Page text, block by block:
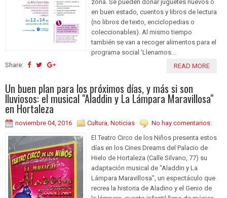
zona. Se pueden donar juguetes nuevos o
en buen estado, cuentos y libros de lectura
(no libros de texto, enciclopedias o
coleccionables). Al mismo tiempo
también se van a recoger alimentos para el
programa social ‘Llenamos...
Share:
READ MORE
Un buen plan para los próximos días, y más si son
lluviosos: el musical "Aladdin y La Lámpara Maravillosa"
en Hortaleza
noviembre 04, 2016 Cultura Noticias
No hay comentarios:
El Teatro Circo de los Niños presenta estos
días en los Cines Dreams del Palacio de
Hielo de Hortaleza (Calle Silvano, 77) su
adaptación musical de "Aladdin y La
Lámpara Maravillosa", un espectáculo que
recrea la historia de Aladino y el Genio de